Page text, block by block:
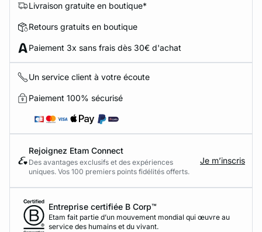
Livraison gratuite en boutique*
Retours gratuits en boutique
Paiement 3x sans frais dès 30€ d'achat
Un service client à votre écoute
Paiement 100% sécurisé
Rejoignez Etam Connect
Des avantages exclusifs et des expériences
uniques. Vos 100 premiers points fidélités offerts.
Je m’inscris
Entreprise certifiée B Corp™
Etam fait partie d’un mouvement mondial qui œuvre au
service des humains et du vivant.